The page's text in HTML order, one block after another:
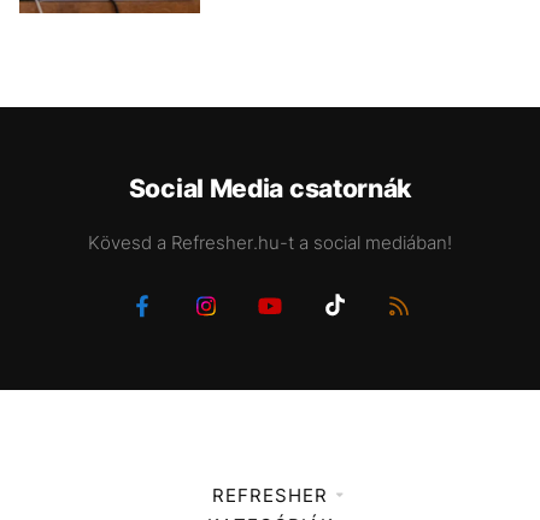
Social Media csatornák
Kövesd a Refresher.hu-t a social mediában!
REFRESHER